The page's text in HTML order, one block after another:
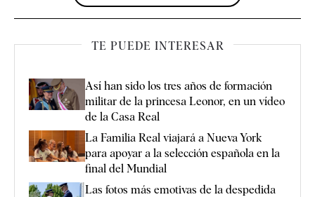
TE PUEDE INTERESAR
Así han sido los tres años de formación
militar de la princesa Leonor, en un vídeo
de la Casa Real
La Familia Real viajará a Nueva York
para apoyar a la selección española en la
final del Mundial
Las fotos más emotivas de la despedida